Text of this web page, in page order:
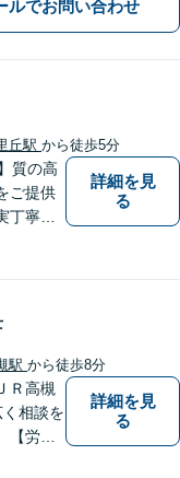
ルでお問い合わせ
丘駅 から徒歩5分
質の高
ご提供
丁寧な
問題
約も
【千里
詳細を見
る
駅 から徒歩8分
Ｒ高槻
相談を
労働
詳細を見
る